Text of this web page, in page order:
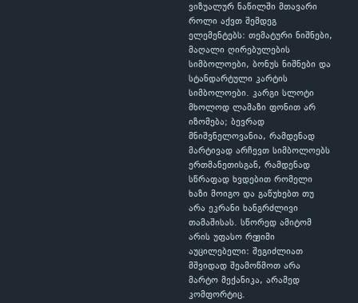
ვიზუალურ ნაწილში მთავარი
როლი აქვთ შემდეგ
ელემენტებს: თემატური ნიშნები,
მაღალი ღირებულების
სიმბოლოები, ბონუს ნიშნები და
სტანდარტული კარტის
სიმბოლოები. კარგი სლოტი
მხოლოდ ლამაზი ფონით არ
იზომება; ბევრად
მნიშვნელოვანია, რამდენად
მარტივად არჩევთ სიმბოლოებს
ერთმანეთისგან, რამდენად
სწრაფად ხვდებით რომელი
ხაზი მოიგო და გაწუხებთ თუ
არა ეკრანი ხანგრძლივი
თამაშისას. სწორედ ამიტომ
არის უფასო რეჟიმი
აუცილებელი: შეგიძლიათ
მშვიდად შეამოწმოთ არა
მარტო მექანიკა, არამედ
კომფორტიც.